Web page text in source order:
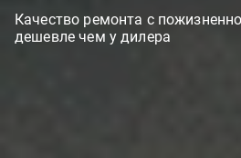
Качество ремонта с
дешевле чем у дилера